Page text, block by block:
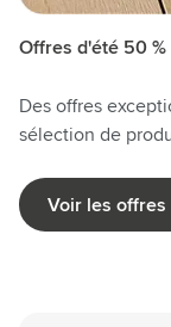
Offres d'été 50 %
Des offres
sélection de
Voir les offres